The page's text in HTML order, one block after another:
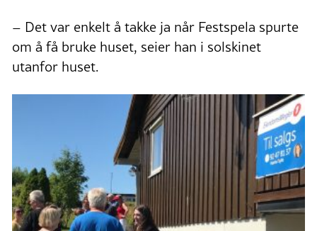
– Det var enkelt å takke ja når Festspela spurte
om å få bruke huset, seier han i solskinet
utanfor huset.